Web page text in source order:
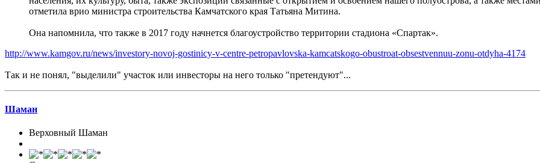
отметила врио министра строительства Камчатского края Татьяна Митина.
Она напомнила, что также в 2017 году начнется благоустройство территории стадиона «Спартак».
http://www.kamgov.ru/news/investory-novoj-gostinicy-v-centre-petropavlovska-kamcatskogo-obustroat-obsestvennuu-zonu-otdyha-4174
Так и не понял, "выделили" участок или инвесторы на него только "претендуют"...
Шаман
Верховный Шаман